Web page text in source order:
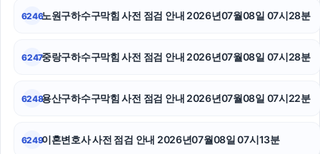
의정부학교폭력변호사
강남성범죄변호사
부산휴대폰성지
6246노원구하수구막힘 사전 점검 안내 2026년07월08일 07시28분
6247중랑구하수구막힘 사전 점검 안내 2026년07월08일 07시28분
6248용산구하수구막힘 사전 점검 안내 2026년07월08일 07시22분
6249이혼변호사 사전 점검 안내 2026년07월08일 07시13분